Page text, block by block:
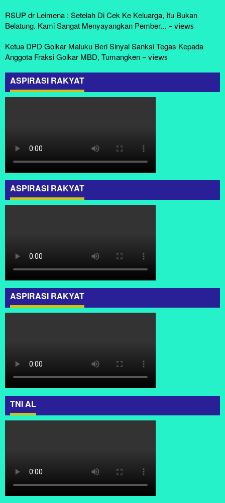
RSUP dr Leimena : Setelah Di Cek Ke Keluarga, Itu Bukan
Belatung. Kami Sangat Menyayangkan Pember... - views
Ketua DPD Golkar Maluku Beri Sinyal Sanksi Tegas Kepada
Anggota Fraksi Golkar MBD, Tumangken - views
ASPIRASI RAKYAT
ASPIRASI RAKYAT
ASPIRASI RAKYAT
TNI AL